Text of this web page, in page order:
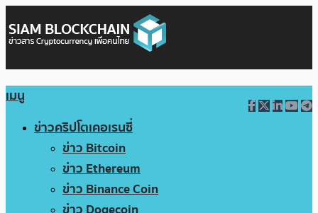
เมนู
ข่าวคริปโตเคอเรนซี่
ข่าว Bitcoin
ข่าว Ethereum
ข่าว Binance Coin